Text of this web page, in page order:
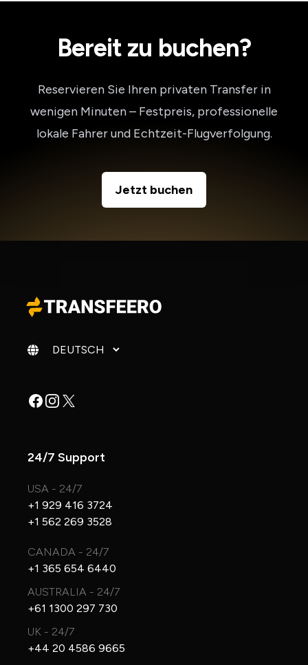
Bereit zu buchen?
Reservieren Sie Ihren privaten Transfer in
wenigen Minuten – Festpreis, professionelle
lokale Fahrer und Echtzeit-Flugverfolgung.
Jetzt buchen
Sprache ändern
Facebook
Instagram
X
24/7 Support
USA - 24/7
+1 929 416 3724
+1 562 269 3528
CANADA - 24/7
+1 365 654 6440
AUSTRALIA - 24/7
+61 1300 297 730
UK - 24/7
+44 20 4586 9665